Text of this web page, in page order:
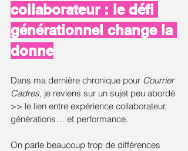
collaborateur : le défi
générationnel change la
donne
Dans ma dernière chronique pour Courrier
Cadres, je reviens sur un sujet peu abordé
>> le lien entre expérience collaborateur,
générations… et performance.
On parle beaucoup trop de différences